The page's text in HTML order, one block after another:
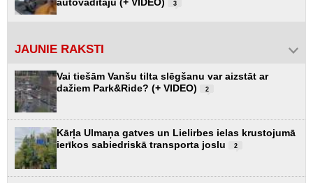
autovadītāju (+ VIDEO) 3
JAUNIE RAKSTI
Vai tiešām Vanšu tilta slēgšanu var aizstāt ar
dažiem Park&Ride? (+ VIDEO)
2
Kārļa Ulmaņa gatves un Lielirbes ielas krustojumā
ierīkos sabiedriskā transporta joslu
2